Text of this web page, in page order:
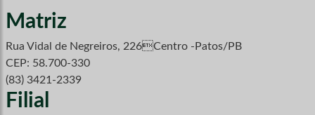
Matriz
Rua Vidal de Negreiros, 226Centro -Patos/PB
CEP: 58.700-330
(83) 3421-2339
Filial